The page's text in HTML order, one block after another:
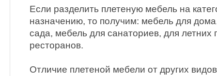
Если разделить плетеную мебель на
назначению, то получим: мебель для
сада, мебель для санаториев, для летних
ресторанов.
Отличие плетеной мебели от других